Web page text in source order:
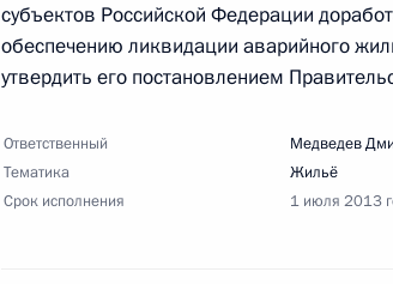
Перечень поручений по итогам
17 марта 2013 года, 17:00 13 поручений
субъектов Российской Федерации
обеспечению ликвидации аварийного
утвердить его постановлением
Ответственный
Медведев
Тематика
Жильё
Срок исполнения
1 июля 2013